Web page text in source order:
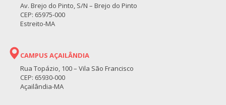
Av. Brejo do Pinto, S/N – Brejo do Pinto
CEP: 65975-000
Estreito-MA
CAMPUS AÇAILÂNDIA
Rua Topázio, 100 – Vila São Francisco
CEP: 65930-000
Açailândia-MA